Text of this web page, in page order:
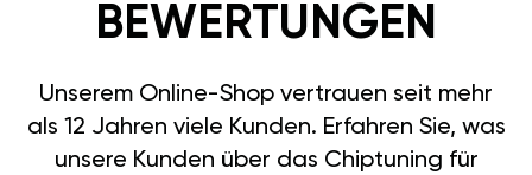
BEWERTUNGEN
Unserem Online-Shop vertrauen seit mehr
als 12 Jahren viele Kunden. Erfahren Sie, was
unsere Kunden über das Chiptuning für